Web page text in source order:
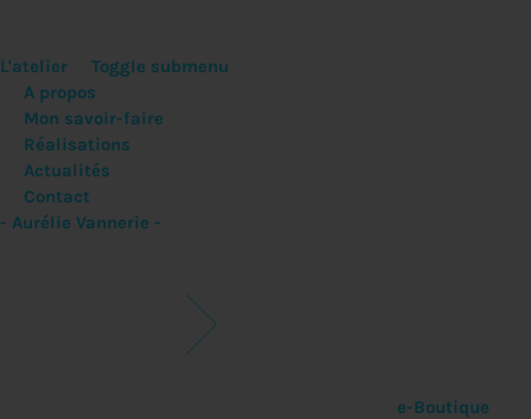
L'atelier
Toggle submenu
A propos
Mon savoir-faire
Réalisations
Actualités
Contact
- Aurélie Vannerie -
e-Boutique